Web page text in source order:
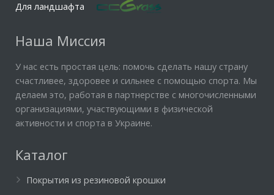
Для ландшафта
Наша Миссия
У нас есть простая цель: помочь сделать нашу страну
счастливее, здоровее и сильнее с помощью спорта. Мы
делаем это, работая в партнерстве с многочисленными
организациями, участвующими в физической
активности и спорта в Украине.
Каталог
Покрытия из резиновой крошки